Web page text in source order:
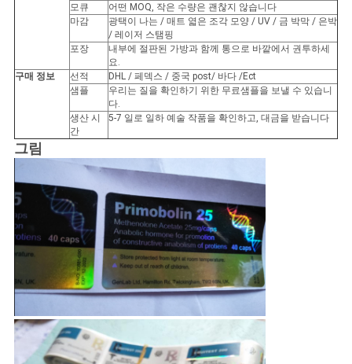
PRIVACY
POLICY
모큐
어떤 MOQ, 작은 수량은 괜찮지 않습니다
마감
광택이 나는 / 매트 엷은 조각 모양 / UV / 금 박막 / 은박
/ 레이저 스탬핑
포장
내부에 절판된 가방과 함께 통으로 바깥에서 권투하세
요.
구매 정보
선적
DHL / 페덱스 / 중국 post/ 바다 /Ect
샘플
우리는 질을 확인하기 위한 무료샘플을 보낼 수 있습니
다.
생산 시
간
5-7 일로 일하 예술 작품을 확인하고, 대금을 받습니다
그림